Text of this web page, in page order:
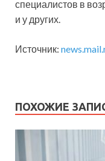
специалистов в
и у других.
Источник:
ПОХОЖИЕ